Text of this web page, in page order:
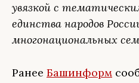
увязкой с
единства народов
многонациональных
Ранее Башинформ